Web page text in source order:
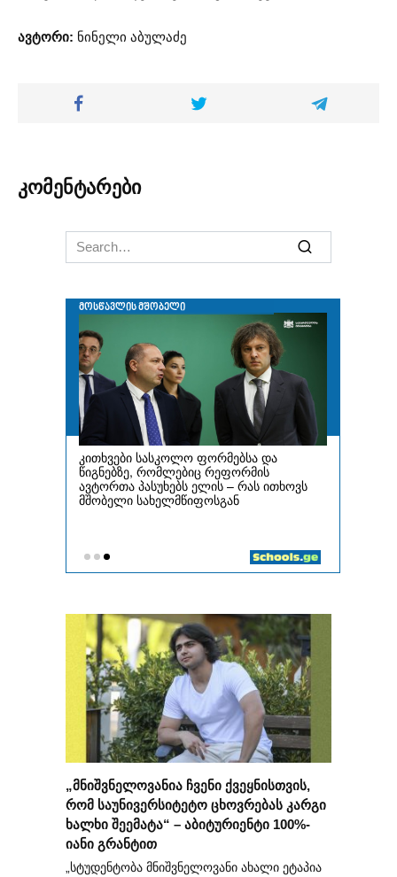
ავტორი: ნინელი აბულაძე
კომენტარები
Search
for:
„მნიშვნელოვანია ჩვენი ქვეყნისთვის,
რომ საუნივერსიტეტო ცხოვრებას კარგი
ხალხი შეემატა“ – აბიტურიენტი 100%-
იანი გრანტით
„სტუდენტობა მნიშვნელოვანი ახალი ეტაპია